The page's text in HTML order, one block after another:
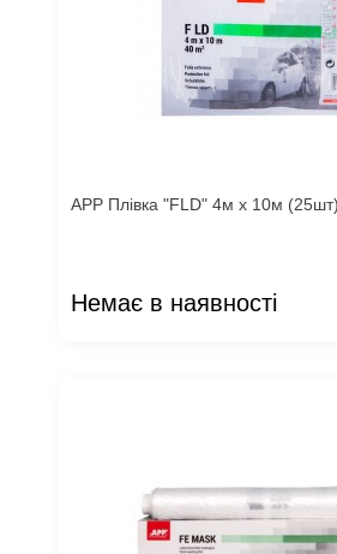
APP Плівка "FLD" 4м х 10м (25шт)
Немає в наявності